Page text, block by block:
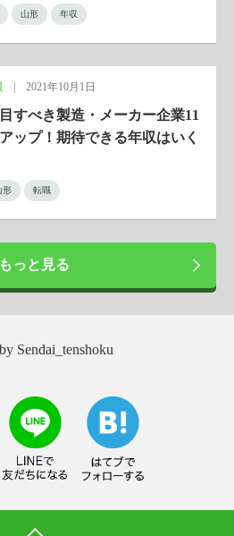
山形 年収
2021年10月1日
すべき製造・メーカー企業11
ップ！期待できる年収はいく
形 転職
もっと見る
Sendai_tenshoku